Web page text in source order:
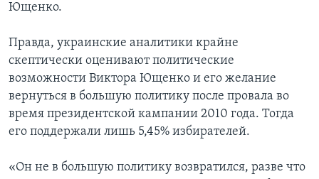
Ющенко.
Правда, украинские аналитики крайне
скептически оценивают политические
возможности Виктора Ющенко и его желание
вернуться в большую политику после провала во
время президентской кампании 2010 года. Тогда
его поддержали лишь 5,45% избирателей.
«Он не в большую политику возвратился, разве что